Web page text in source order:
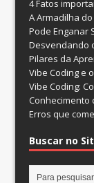
4 Fatos
A Armadilha do
Pode Enganar
Desvendando
Pilares da
Vibe Coding e
Vibe Coding:
Conhecimento
Erros que
Buscar no